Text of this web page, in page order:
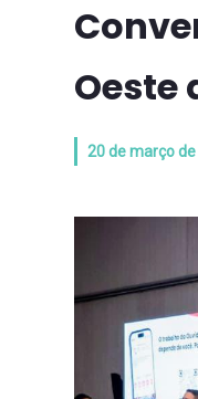
Oeste
20 de março